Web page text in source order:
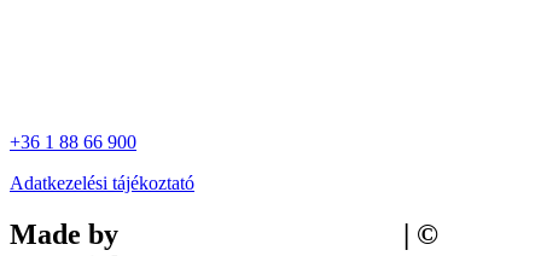
+36 1 88 66 900
Adatkezelési tájékoztató
Made by
| ©